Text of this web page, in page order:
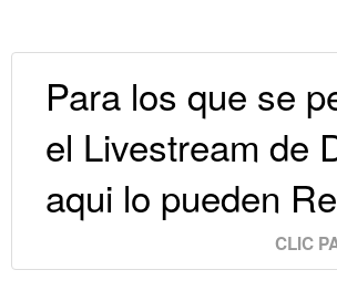
Para los que se
el Livestream de
aqui lo pueden
CLIC